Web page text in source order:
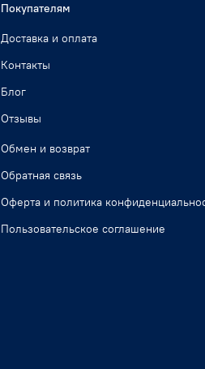
Покупателям
Доставка и оплата
Контакты
Блог
Отзывы
Обмен и возврат
Обратная связь
Оферта и политика
Пользовательское соглашение